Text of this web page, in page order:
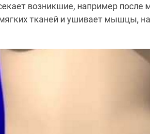
возникшие, например после
тканей и ушивает мышцы,